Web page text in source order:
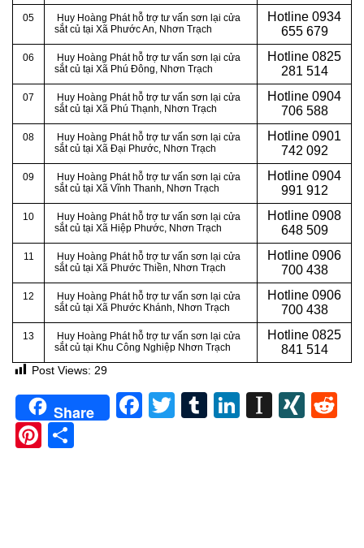
05
Huy Hoàng Phát hỗ trợ tư vấn sơn lại cửa
sắt củ tại Xã Phước An, Nhơn Trạch
Hotline 0934
655 679
06
Huy Hoàng Phát hỗ trợ tư vấn sơn lại cửa
sắt củ tại Xã Phú Đông, Nhơn Trạch
Hotline 0825
281 514
07
Huy Hoàng Phát hỗ trợ tư vấn sơn lại cửa
sắt củ tại Xã Phú Thạnh, Nhơn Trạch
Hotline 0904
706 588
08
Huy Hoàng Phát hỗ trợ tư vấn sơn lại cửa
sắt củ tại Xã Đại Phước, Nhơn Trạch
Hotline 0901
742 092
09
Huy Hoàng Phát hỗ trợ tư vấn sơn lại cửa
sắt củ tại Xã Vĩnh Thanh, Nhơn Trạch
Hotline 0904
991 912
10
Huy Hoàng Phát hỗ trợ tư vấn sơn lại cửa
sắt củ tại Xã Hiệp Phước, Nhơn Trạch
Hotline 0908
648 509
11
Huy Hoàng Phát hỗ trợ tư vấn sơn lại cửa
sắt củ tại Xã Phước Thiền, Nhơn Trạch
Hotline 0906
700 438
12
Huy Hoàng Phát hỗ trợ tư vấn sơn lại cửa
sắt củ tại Xã Phước Khánh, Nhơn Trạch
Hotline 0906
700 438
13
Huy Hoàng Phát hỗ trợ tư vấn sơn lại cửa
sắt củ tại Khu Công Nghiệp Nhơn Trạch
Hotline 0825
841 514
Post Views: 29
Share Facebook
TwitterTumblrLinkedIn
Pinterest